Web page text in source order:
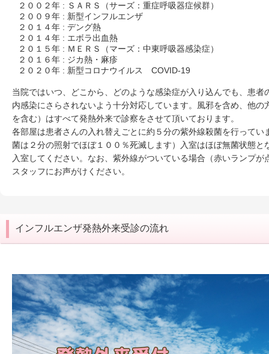
２００２年 : ＳＡＲＳ（サーズ：重症呼吸器症候群）
２００９年 : 新型インフルエンザ
２０１４年 : デング熱
２０１４年 : エボラ出血熱
２０１５年 : ＭＥＲＳ（マーズ：中東呼吸器感染症）
２０１６年 : ジカ熱・麻疹
２０２０年 : 新型コロナウイルス COVID-19
当院ではいつ、どこから、どのような感染症が入り込んでも、患者
内感染にさらされないよう十分対応しています。風邪を含め、他の
を含む）はすべて発熱外来で診察をさせて頂いております。
各部屋は患者さんの入れ替えごとに約５分の紫外線殺菌を行ってい
菌は２分の照射でほぼ１００％死滅します）入室はほぼ無菌状態と
入室してください。なお、紫外線がついている場合（赤いランプが
スタッフにお声がけください。
インフルエンザ発熱外来受診の流れ